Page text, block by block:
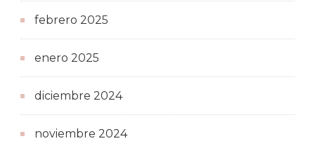
febrero 2025
enero 2025
diciembre 2024
noviembre 2024